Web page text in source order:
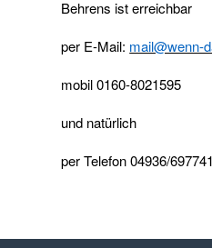
Behrens ist erreichbar
per E-Mail: mail@wenn-
mobil0160-8021595
und natürlich
perTelefon 04936/697741